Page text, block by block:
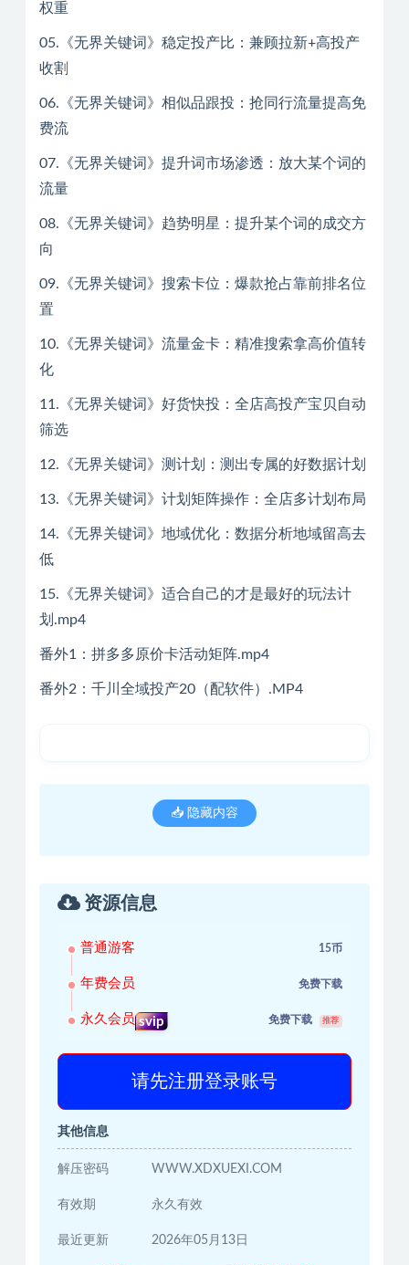
权重
05.《无界关键词》稳定投产比：兼顾拉新+高投产
收割
06.《无界关键词》相似品跟投：抢同行流量提高免
费流
07.《无界关键词》提升词市场渗透：放大某个词的
流量
08.《无界关键词》趋势明星：提升某个词的成交方
向
09.《无界关键词》搜索卡位：爆款抢占靠前排名位
置
10.《无界关键词》流量金卡：精准搜索拿高价值转
化
11.《无界关键词》好货快投：全店高投产宝贝自动
筛选
12.《无界关键词》测计划：测出专属的好数据计划
13.《无界关键词》计划矩阵操作：全店多计划布局
14.《无界关键词》地域优化：数据分析地域留高去
低
15.《无界关键词》适合自己的才是最好的玩法计
划.mp4
番外1：拼多多原价卡活动矩阵.mp4
番外2：千川全域投产20（配软件）.MP4
📥 隐藏内容
资源信息
普通游客 15币
年费会员 免费下载
永久会员 svip 免费下载 推荐
请先注册登录账号
其他信息
解压密码 WWW.XDXUEXI.COM
有效期 永久有效
最近更新 2026年05月13日